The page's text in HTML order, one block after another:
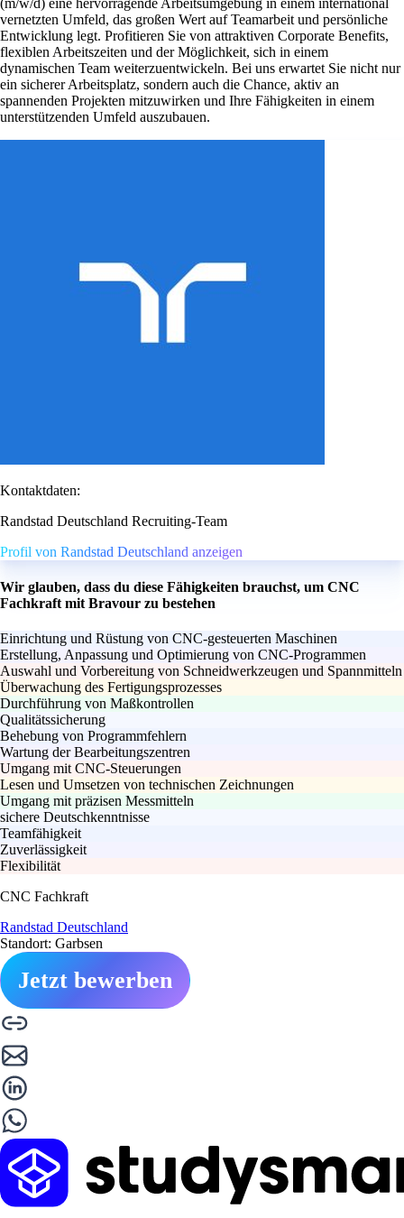
vernetzten Umfeld, das großen Wert auf Teamarbeit und persönliche
Entwicklung legt. Profitieren Sie von attraktiven Corporate Benefits,
flexiblen Arbeitszeiten und der Möglichkeit, sich in einem
dynamischen Team weiterzuentwickeln. Bei uns erwartet Sie nicht nur
ein sicherer Arbeitsplatz, sondern auch die Chance, aktiv an
spannenden Projekten mitzuwirken und Ihre Fähigkeiten in einem
unterstützenden Umfeld auszubauen.
Kontaktdaten:
Randstad Deutschland Recruiting-Team
Profil von Randstad Deutschland anzeigen
Wir glauben, dass du diese Fähigkeiten brauchst, um CNC
Fachkraft mit Bravour zu bestehen
Einrichtung und Rüstung von CNC-gesteuerten Maschinen
Erstellung, Anpassung und Optimierung von CNC-Programmen
Auswahl und Vorbereitung von Schneidwerkzeugen und Spannmitteln
Überwachung des Fertigungsprozesses
Durchführung von Maßkontrollen
Qualitätssicherung
Behebung von Programmfehlern
Wartung der Bearbeitungszentren
Umgang mit CNC-Steuerungen
Lesen und Umsetzen von technischen Zeichnungen
Umgang mit präzisen Messmitteln
sichere Deutschkenntnisse
Teamfähigkeit
Zuverlässigkeit
Flexibilität
CNC Fachkraft
Randstad Deutschland
Standort: Garbsen
Jetzt bewerben